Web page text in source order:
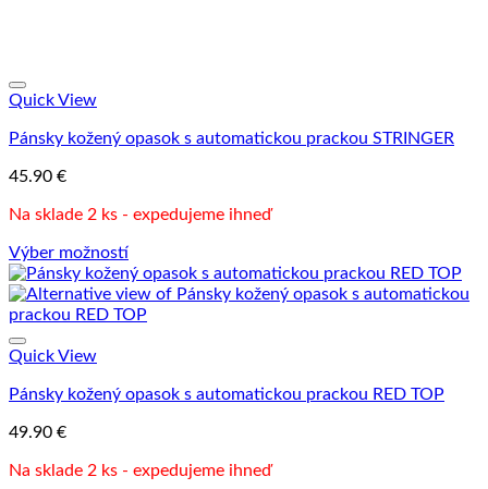
Quick View
Pánsky kožený opasok s automatickou prackou STRINGER
45.90 €
Na sklade 2 ks - expedujeme ihneď
Výber možností
Tento
produkt
má
viacero
variantov.
si
vybrať
stránke
Quick View
Pánsky kožený opasok s automatickou prackou RED TOP
49.90 €
Na sklade 2 ks - expedujeme ihneď